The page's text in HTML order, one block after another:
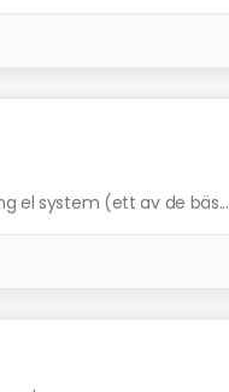
el system (ett av de bäs...